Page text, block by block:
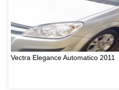
Vectra Elegance Automatico 2011